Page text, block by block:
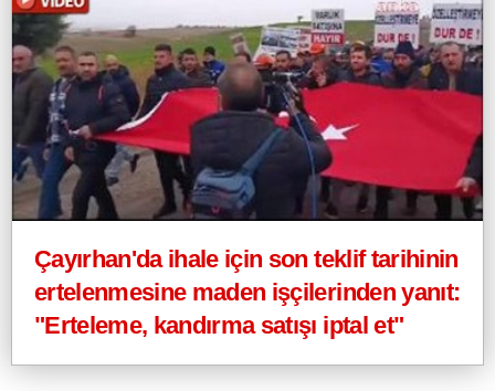
Çayırhan'da ihale için son teklif tarihinin
ertelenmesine maden işçilerinden yanıt:
"Erteleme, kandırma satışı iptal et"